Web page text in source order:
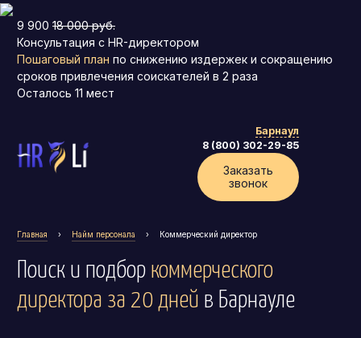
9 900 18 000 руб.
Консультация с HR-директором
Пошаговый план по снижению издержек и сокращению
сроков привлечения соискателей в 2 раза
Осталось 11 мест
Барнаул
8 (800) 302-29-85
Заказать
звонок
Главная › Найм персонала › Коммерческий директор
Поиск и подбор коммерческого
директора за 20 дней в Барнауле